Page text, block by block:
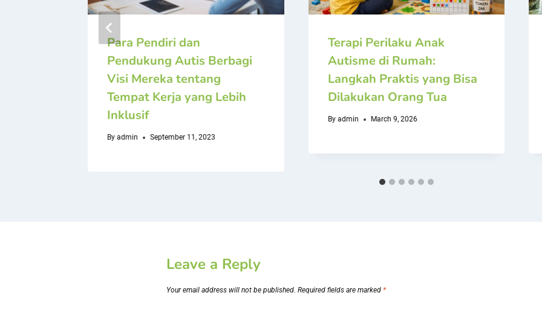
Para Pendiri dan
Pendukung Autis Berbagi
Visi Mereka tentang
Tempat Kerja yang Lebih
Inklusif
By admin September 11, 2023
Terapi Perilaku Anak
Autisme di Rumah:
Langkah Praktis yang Bisa
Dilakukan Orang Tua
By admin March 9, 2026
Leave a Reply
Your email address will not be published. Required fields are marked *